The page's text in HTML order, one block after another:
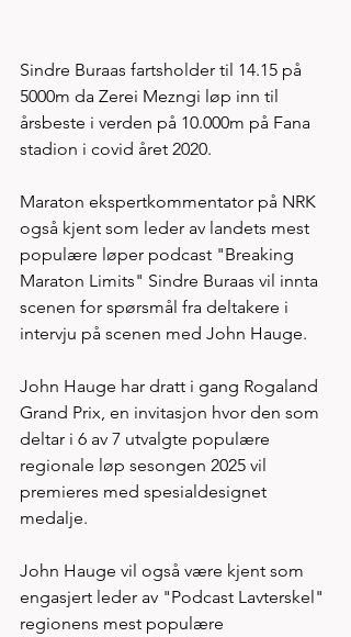
Sindre Buraas fartsholder til 14.15 på
5000m da Zerei Mezngi løp inn til
årsbeste i verden på 10.000m på Fana
stadion i covid året 2020.
Maraton ekspertkommentator på NRK
også kjent som leder av landets mest
populære løper podcast "Breaking
Maraton Limits" Sindre Buraas vil innta
scenen for spørsmål fra deltakere i
intervju på scenen med John Hauge.
John Hauge har dratt i gang Rogaland
Grand Prix, en invitasjon hvor den som
deltar i 6 av 7 utvalgte populære
regionale løp sesongen 2025 vil
premieres med spesialdesignet
medalje.
John Hauge vil også være kjent som
engasjert leder av "Podcast Lavterskel"
regionens mest populære